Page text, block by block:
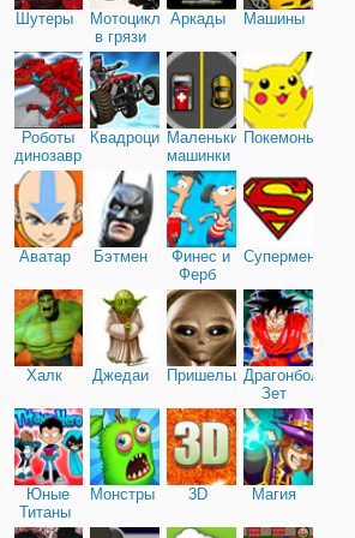
Шутеры
Мотоциклы
в грязи
Аркады Машины
Роботы
динозавры
КвадроциклыМаленькие
машинки
Покемоны
Аватар Бэтмен
Финес и
Ферб
Супермен
Халк Джедаи ПришельцыДрагонболл
Зет
Юные
Титаны
Монстры 3D Магия